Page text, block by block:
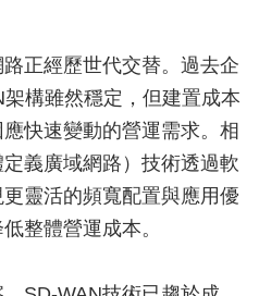
正經歷世代交替。過去企
構雖然穩定，但建置成本
快速變動的營運需求。相
義廣域網路）技術透過軟
靈活的頻寬配置與應用優
整體營運成本。